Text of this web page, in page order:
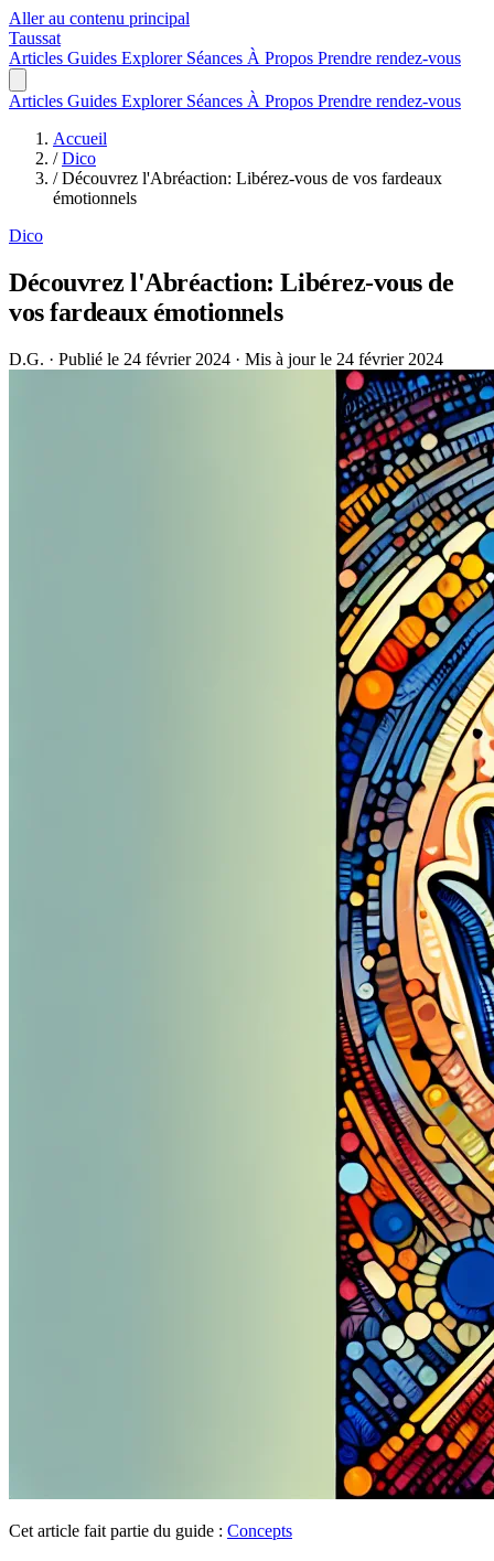
Aller au contenu principal
Taussat
Articles Guides Explorer Séances À Propos Prendre rendez-vous
Articles Guides Explorer Séances À Propos Prendre rendez-vous
Accueil
/ Dico
/ Découvrez l'Abréaction: Libérez-vous de vos fardeaux
émotionnels
Dico
Découvrez l'Abréaction: Libérez-vous de
vos fardeaux émotionnels
D.G. · Publié le 24 février 2024 · Mis à jour le 24 février 2024
Cet article fait partie du guide : Concepts